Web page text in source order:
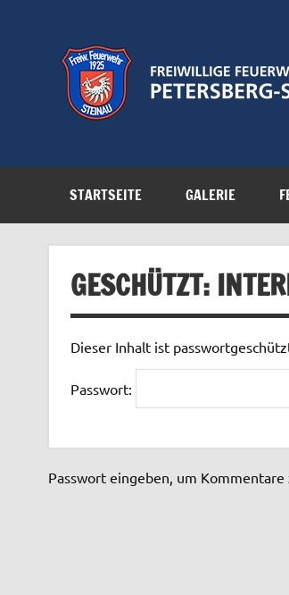
STARTSEITE GALERIE
GESCHÜTZT:
Dieser Inhalt ist
Passwort:
Passwort eingeben, um Kommentare